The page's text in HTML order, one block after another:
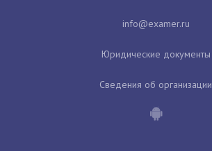
Юридические документы
Сведения об организации